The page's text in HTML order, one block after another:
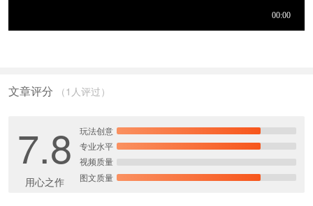
文章评分 （1人评过）
7.8
用心之作
玩法创意
专业水平
视频质量
图文质量